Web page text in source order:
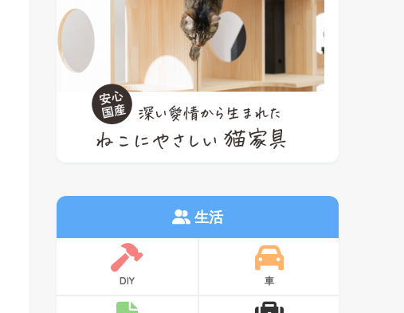
生活
DIY 車